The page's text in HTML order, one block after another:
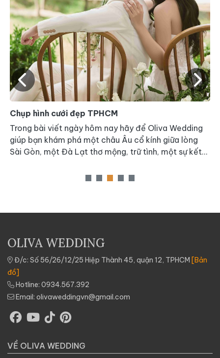
Chụp hình cưới đẹp TPHCM
Trong bài viết ngày hôm nay hãy để Oliva Wedding
giúp bạn khám phá một châu Âu cổ kính giữa lòng
Sài Gòn, một Đà Lạt thơ mộng, trữ tình, một sự kết
trong một phim trường mang tên DREAM FUTURE
OLIVA WEDDING
Đ/c: Số 56/26/12/25 Hiệp Thành 45, quận 12, TPHCM [Bản
đồ]
Hotline: 0934.567.392
Email: olivaweddingvn@gmail.com
VỀ OLIVA WEDDING